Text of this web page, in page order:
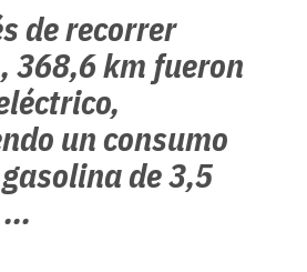
de recorrer
368,6 km fueron
un consumo
de 3,5